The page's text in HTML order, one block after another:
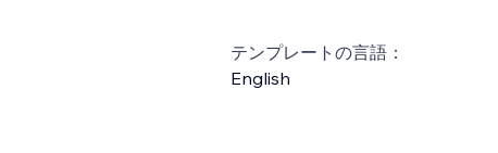
テンプレートの言語：
English